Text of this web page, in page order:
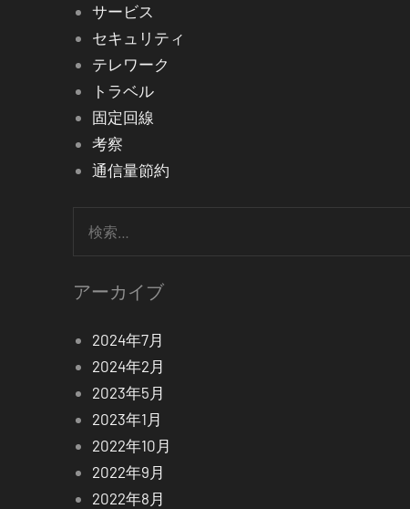
サービス
セキュリティ
テレワーク
トラベル
固定回線
考察
通信量節約
索:
アーカイブ
2024年7月
2024年2月
2023年5月
2023年1月
2022年10月
2022年9月
2022年8月